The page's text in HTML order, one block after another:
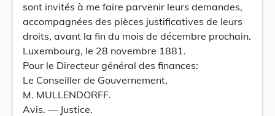
sont invités à me faire parvenir leurs demandes,
accompagnées des pièces justificatives de leurs
droits, avant la fin du mois de décembre prochain.
Luxembourg, le 28 novembre 1881.
Pour le Directeur général des finances:
Le Conseiller de Gouvernement,
M. MULLENDORFF.
Avis. — Justice.